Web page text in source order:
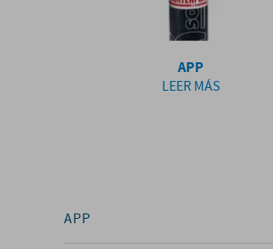
APP
LEER MÁS
APP